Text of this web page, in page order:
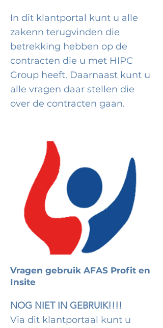
In dit klantportal kunt u alle
zakenn terugvinden die
betrekking hebben op de
contracten die u met HIPC
Group heeft. Daarnaast kunt u
alle vragen daar stellen die
over de contracten gaan.
Vragen gebruik AFAS Profit en
Insite
NOG NIET IN GEBRUIK!!!!
Via dit klantportaal kunt u